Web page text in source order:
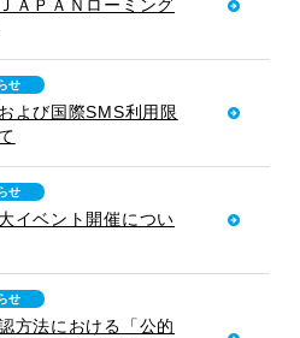
ＡＰＡＮローミング
せ
よび国際SMS利用限
せ
イベント開催につい
せ
方法における「公的